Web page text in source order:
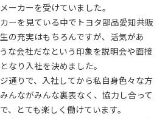
ーカーを受けていました。
ーを見ている中でトヨタ部品愛知共販
の充実はもちろんですが、活気があ
な会社だなという印象を説明会や面接
なり入社を決めました。
通りで、入社してから私自身色々な方
んながみんな裏表なく、協力し合って
、とても楽しく働けています。